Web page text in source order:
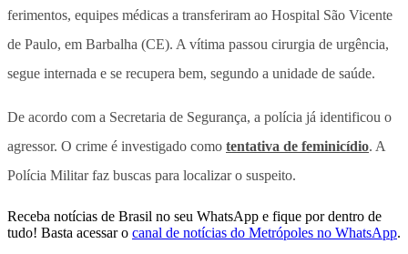
ferimentos, equipes médicas a transferiram ao Hospital São Vicente
de Paulo, em Barbalha (CE). A vítima passou cirurgia de urgência,
segue internada e se recupera bem, segundo a unidade de saúde.
De acordo com a Secretaria de Segurança, a polícia já identificou o
agressor. O crime é investigado como tentativa de feminicídio. A
Polícia Militar faz buscas para localizar o suspeito.
Receba notícias de Brasil no seu WhatsApp e fique por dentro de
tudo! Basta acessar o canal de notícias do Metrópoles no WhatsApp.